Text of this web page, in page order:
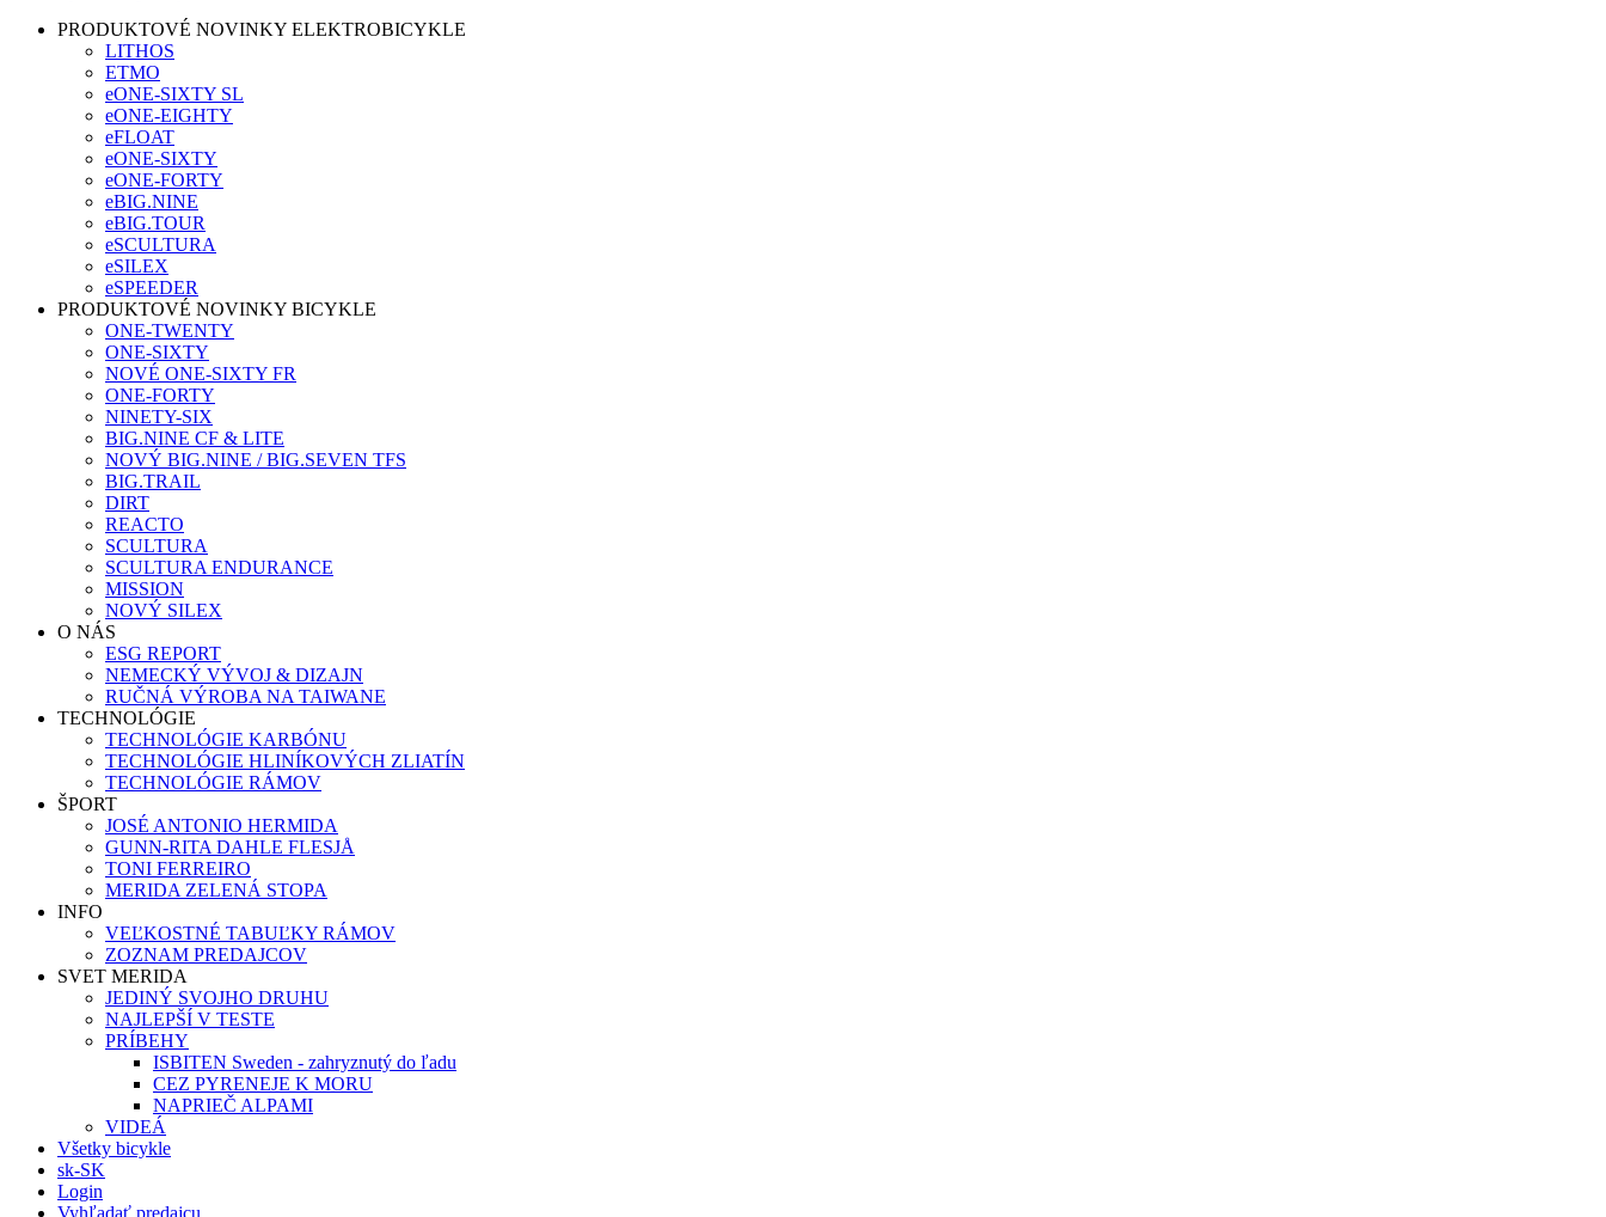
PRODUKTOVÉ NOVINKY ELEKTROBICYKLE
LITHOS
ETMO
eONE-SIXTY SL
eONE-EIGHTY
eFLOAT
eONE-SIXTY
eONE-FORTY
eBIG.NINE
eBIG.TOUR
eSCULTURA
eSILEX
eSPEEDER
PRODUKTOVÉ NOVINKY BICYKLE
ONE-TWENTY
ONE-SIXTY
NOVÉ ONE-SIXTY FR
ONE-FORTY
NINETY-SIX
BIG.NINE CF & LITE
NOVÝ BIG.NINE / BIG.SEVEN TFS
BIG.TRAIL
DIRT
REACTO
SCULTURA
SCULTURA ENDURANCE
MISSION
NOVÝ SILEX
O NÁS
ESG REPORT
NEMECKÝ VÝVOJ & DIZAJN
RUČNÁ VÝROBA NA TAIWANE
TECHNOLÓGIE
TECHNOLÓGIE KARBÓNU
TECHNOLÓGIE HLINÍKOVÝCH ZLIATÍN
TECHNOLÓGIE RÁMOV
ŠPORT
JOSÉ ANTONIO HERMIDA
GUNN-RITA DAHLE FLESJÅ
TONI FERREIRO
MERIDA ZELENÁ STOPA
INFO
VEĽKOSTNÉ TABUĽKY RÁMOV
ZOZNAM PREDAJCOV
SVET MERIDA
JEDINÝ SVOJHO DRUHU
NAJLEPŠÍ V TESTE
PRÍBEHY
ISBITEN Sweden - zahryznutý do ľadu
CEZ PYRENEJE K MORU
NAPRIEČ ALPAMI
VIDEÁ
Všetky bicykle
sk-SK
Login
Vyhľadať predajcu